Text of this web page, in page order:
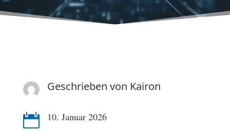
Geschrieben von Kairon
 10. Januar 2026